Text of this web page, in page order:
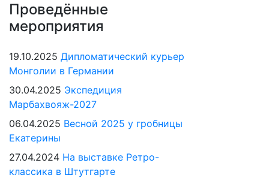
Проведённые
мероприятия
19.10.2025 Дипломатический курьер
Монголии в Германии
30.04.2025 Экспедиция
Марбахвояж-2027
06.04.2025 Весной 2025 у гробницы
Екатерины
27.04.2024 На выставке Ретро-
классика в Штутгарте